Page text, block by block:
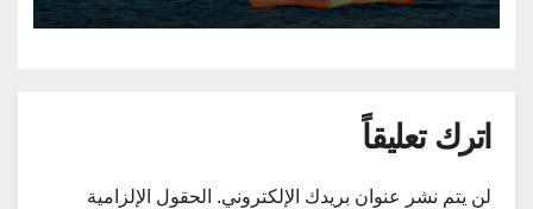
اترك تعليقاً
لن يتم نشر عنوان بريدك الإلكتروني. الحقول الإلزامية